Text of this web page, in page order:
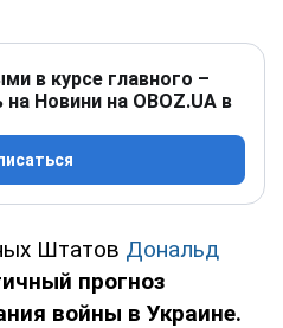
в курсе главного –
Новини на OBOZ.UA в
Штатов Дональд
прогноз
войны в Украине.